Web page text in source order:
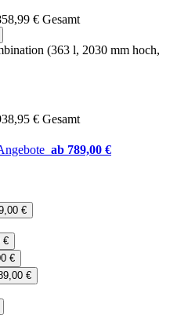
€ Gesamt
(363 l, 2030 mm hoch,
€ Gesamt
ab 789,00 €
€
€
€
€